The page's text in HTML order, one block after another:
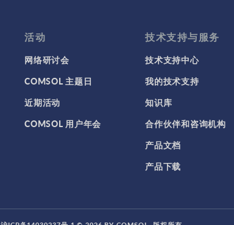
活动
网络研讨会
COMSOL 主题日
近期活动
COMSOL 用户年会
技术支持与服务
技术支持中心
我的技术支持
知识库
合作伙伴和咨询机构
产品文档
产品下载